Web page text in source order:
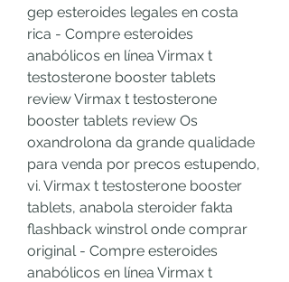
gep esteroides legales en costa
rica - Compre esteroides
anabólicos en línea Virmax t
testosterone booster tablets
review Virmax t testosterone
booster tablets review Os
oxandrolona da grande qualidade
para venda por precos estupendo,
vi. Virmax t testosterone booster
tablets, anabola steroider fakta
flashback winstrol onde comprar
original - Compre esteroides
anabólicos en línea Virmax t